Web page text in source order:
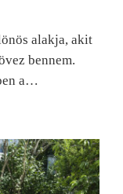
alakja, akit
bennem.
a…